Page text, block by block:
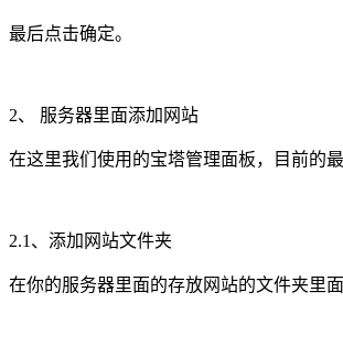
最后点击确定。
2、 服务器里面添加网站
在这里我们使用的宝塔管理面板，目前的最
2.1、添加网站文件夹
在你的服务器里面的存放网站的文件夹里